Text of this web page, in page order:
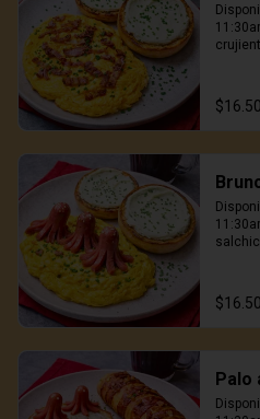
Palo